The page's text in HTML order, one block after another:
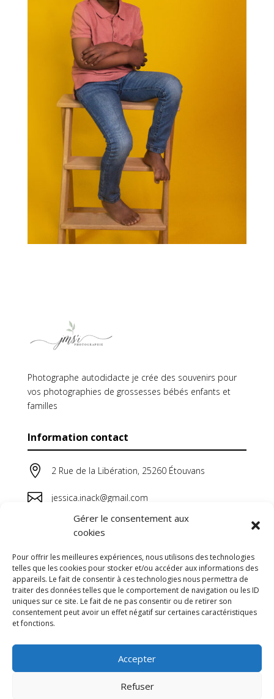
Gérer le consentement aux
cookies
Pour offrir les meilleures expériences, nous utilisons des technologies
telles que les cookies pour stocker et/ou accéder aux informations des
appareils. Le fait de consentir à ces technologies nous permettra de
traiter des données telles que le comportement de navigation ou les ID
uniques sur ce site. Le fait de ne pas consentir ou de retirer son
consentement peut avoir un effet négatif sur certaines caractéristiques
et fonctions.
Accepter
Refuser
Photographe autodidacte je crée des souvenirs pour
vos photographies de grossesses bébés enfants et
familles
Information contact
 2 Rue de la Libération, 25260 Étouvans
 jessica.inack@gmail.com
06 64 44 38 20